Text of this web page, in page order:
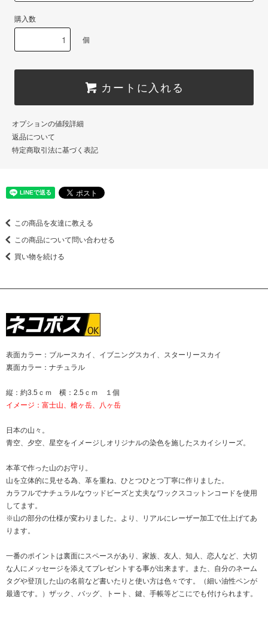
購入数
個
カートに入れる
オプションの値段詳細
返品について
特定商取引法に基づく表記
この商品を友達に教える
この商品について問い合わせる
買い物を続ける
表面カラー：ブルースカイ、イブニングスカイ、スターリースカイ
裏面カラー：ナチュラル
縦：約3.5ｃｍ 横：2.5ｃｍ １個
イメージ：富士山、槍ヶ岳、八ヶ岳
日本の山々。
青空、夕空、星空をイメージしオリジナルの染色を施したスカイシリーズ。
本革で作った山のお守り。
山を立体的に見せる為、革を重ね、ひとつひとつ丁寧に作りました。
カラフルでナチュラルなウッドビーズと丈夫なワックスコットンコードを使用
してます。
※山の部分の仕様が変わりました。より、リアルにレーザー加工で仕上げてあ
ります。
一番のポイントは裏面にスペースがあり、家族、友人、知人、恋人など、大切
な人にメッセージを添えてプレゼントする事が出来ます。また、自分のネーム
タグや登頂した山の名前など書いたりと使い方は色々です。（細い油性ペンが
最適です。）ザック、バッグ、トート、鍵、手帳等どこにでも付けられます。